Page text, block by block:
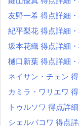
友野一希 得点詳細
紀平梨花 得点詳細
坂本花織 得点詳細
樋口新葉 得点詳細
ネイサン・チェン
カミラ・ワリエワ
トゥルソワ 得点詳
シェルバコワ 得点